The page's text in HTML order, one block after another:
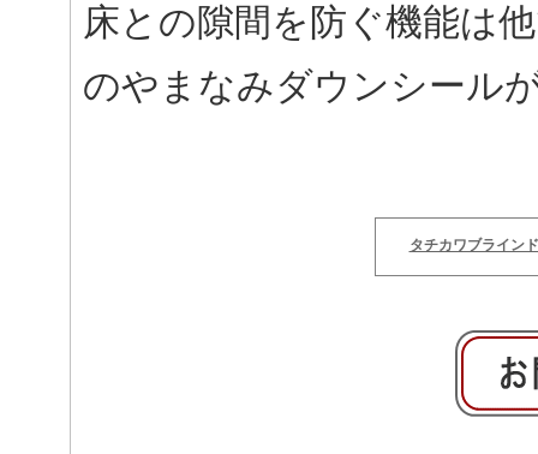
床との隙間を防ぐ機能は
のやまなみダウンシール
タチカワブライン